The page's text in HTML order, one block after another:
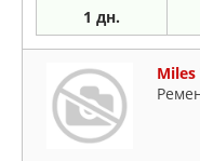
1 дн.
Miles